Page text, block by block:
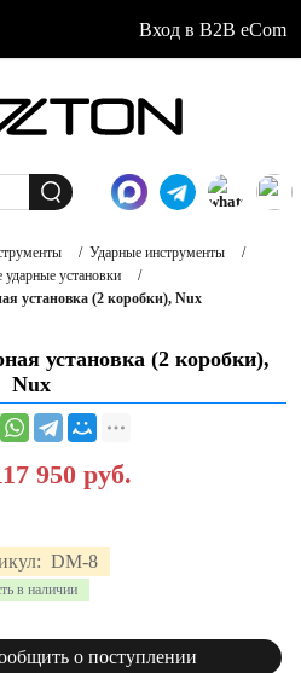
Вход в B2B eCom
/ Ударные инструменты
/
установки
/
установка (2 коробки), Nux
установка (2 коробки),
Nux
DM-8
в наличии
950 руб.
о поступлении